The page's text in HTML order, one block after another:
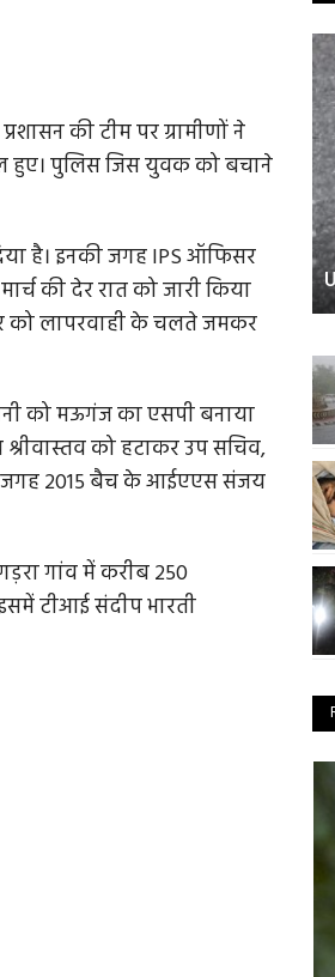
की टीम पर ग्रामीणों ने
हुए। पुलिस जिस युवक को बचाने
है। इनकी जगह IPS ऑफिसर
की देर रात को जारी किया
को लापरवाही के चलते जमकर
को मऊगंज का एसपी बनाया
को हटाकर उप सचिव,
जगह 2015 बैच के आईएएस संजय
गांव में करीब 250
टीआई संदीप भारती